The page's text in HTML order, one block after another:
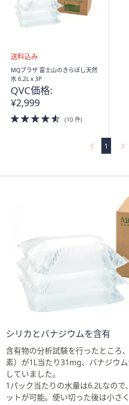
プ
覧
き
ま
す。
送
料
み
MQプラザ 富士山のきらぼし天然
水 6.2Lｘ3P
QVC価格:
¥2,999
4.5
of
(10 件)
1
シリカとバナジウムを含有
含有物の分析試験を行ったところ
素）が1L当たり31mg、バナジウ
していました。
1パック当たりの水量は6.2Lなので
ットが可能。使い切った後は小さ